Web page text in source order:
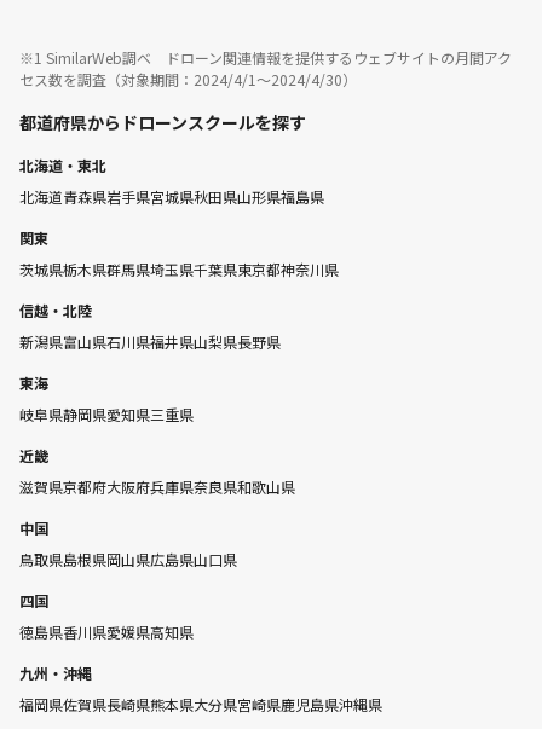
※1 SimilarWeb調べ ドローン関連情報を提供するウェブサイトの月間アク
セス数を調査（対象期間：2024/4/1〜2024/4/30）
都道府県からドローンスクールを探す
北海道・東北
北海道青森県岩手県宮城県秋田県山形県福島県
関東
茨城県栃木県群馬県埼玉県千葉県東京都神奈川県
信越・北陸
新潟県富山県石川県福井県山梨県長野県
東海
岐阜県静岡県愛知県三重県
近畿
滋賀県京都府大阪府兵庫県奈良県和歌山県
中国
鳥取県島根県岡山県広島県山口県
四国
徳島県香川県愛媛県高知県
九州・沖縄
福岡県佐賀県長崎県熊本県大分県宮崎県鹿児島県沖縄県